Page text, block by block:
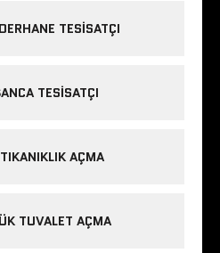
TESISATÇI
TESISATÇI
AÇMA
TUVALET AÇMA